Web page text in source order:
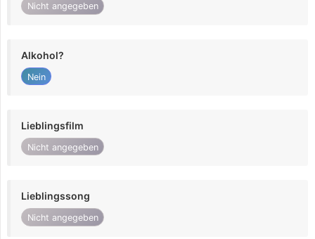
Nicht angegeben
Alkohol?
Nein
Lieblingsfilm
Nicht angegeben
Lieblingssong
Nicht angegeben